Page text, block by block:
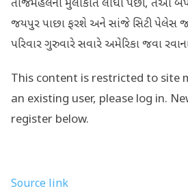
તાજમહેલની મુલાકાત લીધા પછી, તેઓ
જયપુર પાછા ફરશે અને સાંજે સિટી પેલેસ
પરિવાર ગુરુવારે સવારે અમેરિકા જવા
This content is restricted to site
an existing user, please log in.
register below.
Source link